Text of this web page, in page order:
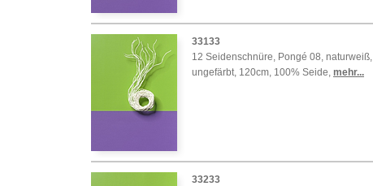
33133
12 Seidenschnüre, Pongé 08, naturweiß,
ungefärbt, 120cm, 100% Seide, mehr...
33233